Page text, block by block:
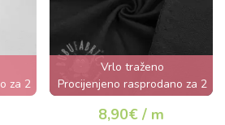
za 2
Vrlo traženo
Procijenjeno rasprodano za 2
dana
8,90€ / m